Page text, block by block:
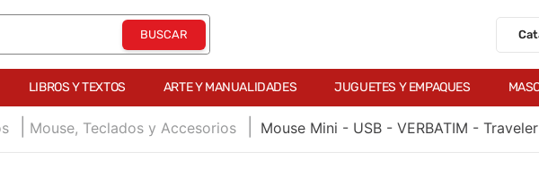
LIBROS Y TEXTOS ARTE Y MANUALIDADES JUGUETES Y EMPAQUES
Mouse, Teclados y Accesorios Mouse Mini - USB - VERBATIM -